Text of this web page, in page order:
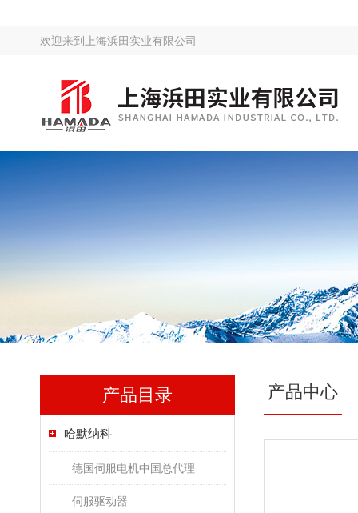
欢迎来到 上海浜田实业有限公司
产品目录
哈默纳科
德国伺服电机中国总代理
伺服驱动器
产品中心